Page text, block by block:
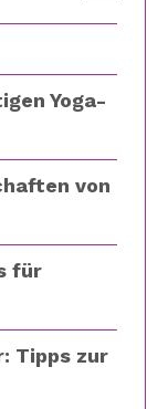
Yoga-
von
für
Tipps zur